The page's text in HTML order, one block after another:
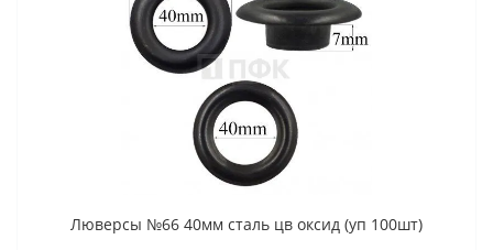
Люверсы №66 40мм сталь цв оксид (уп 100шт)